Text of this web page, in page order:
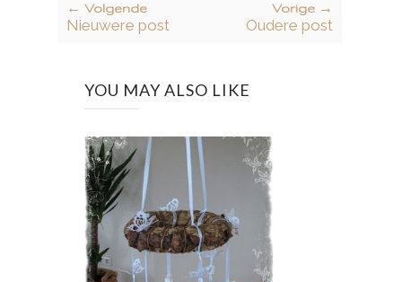
← Volgende
Nieuwere post
Vorige →
Oudere post
YOU MAY ALSO LIKE